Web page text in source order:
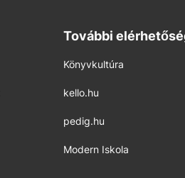
További
Könyvkultúra
kello.hu
pedig.hu
Modern Iskola